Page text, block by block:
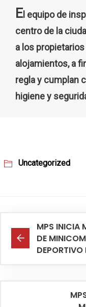
El equipo de
centro de la
a los
alojamientos, a
regla y cumplan
higiene y
Uncategorized
MPS INICIA
DE